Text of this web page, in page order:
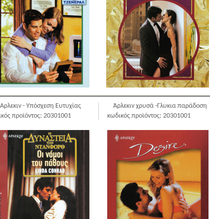
Αρλεκιν - Υπόσχεση Ευτυχίας
προϊόντος: 20301001
Άρλεκιν χρυσά -Γλυκια παράδοση
κωδικός προϊόντος: 20301001